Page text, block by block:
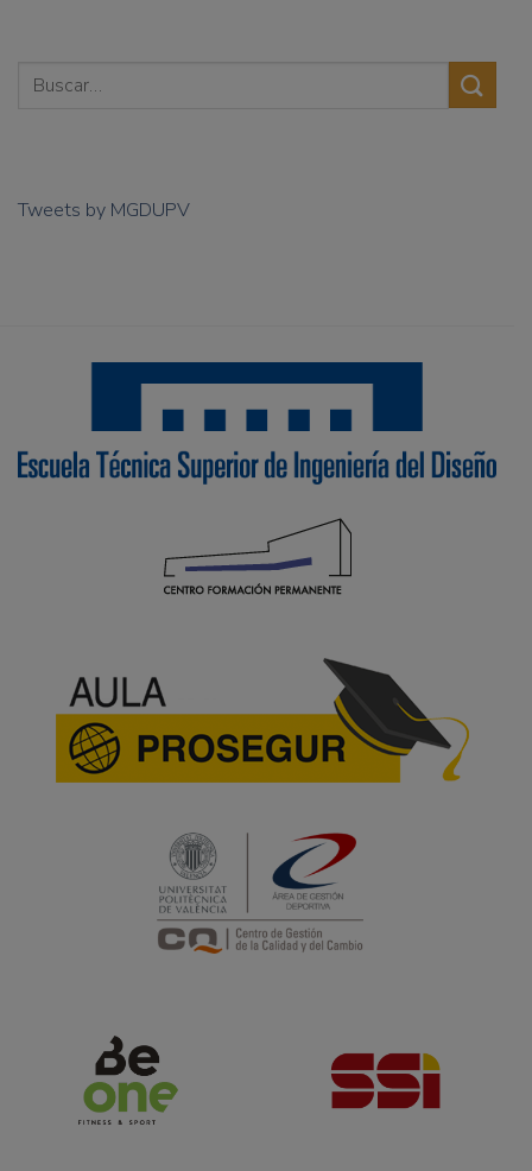
Tweets by MGDUPV